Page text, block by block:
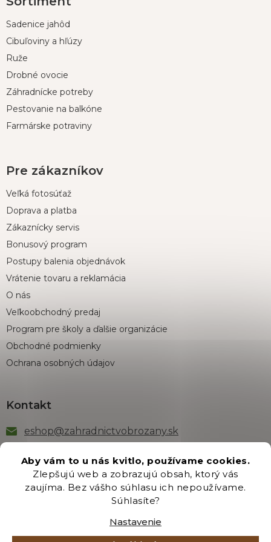
Aby vám to u nás kvitlo, používame cookies.
Zlepšujú web a zobrazujú obsah, ktorý vás
zaujíma. Bez vášho súhlasu ich nepoužívame.
Súhlasíte?
Nastavenie
äSadenice jahôd
Cibuľoviny a hľúzy
Ruže
Drobné ovocie
Záhradnícke potreby
Pestovanie na balkóne
Farmárske potraviny
Pre zákazníkov
Veľká fotosúťaž
Doprava a platba
Zákaznícky servis
Bonusový program
Postupy balenia objednávok
Vrátenie tovaru a reklamácia
O nás
Veľkoobchodný predaj
Program pre školy a ďalšie organizácie
Obchodné podmienky
Ochrana osobných údajov
Kontakt
eshop@zahradnictvobrozany.sk
Odber newsletteru